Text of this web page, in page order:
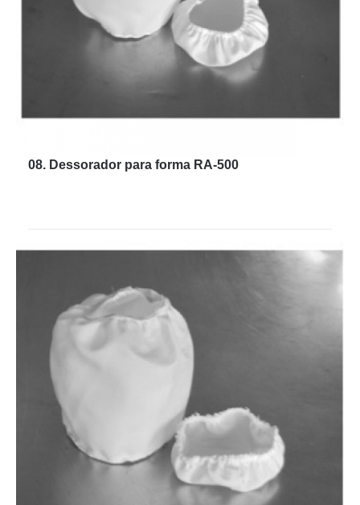
08. Dessorador para forma RA-500